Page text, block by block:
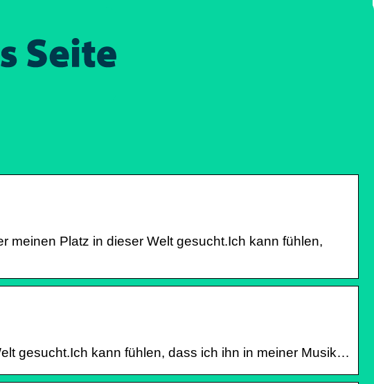
meinen Platz in dieser Welt gesucht.Ich kann fühlen,
gesucht.Ich kann fühlen, dass ich ihn in meiner Musik…